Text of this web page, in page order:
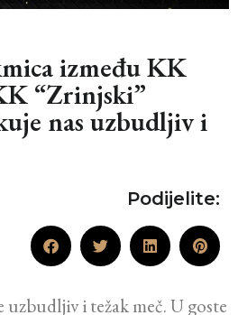
između KK
“Zrinjski”
nas uzbudljiv i
Podijelite:
i težak meč. U goste